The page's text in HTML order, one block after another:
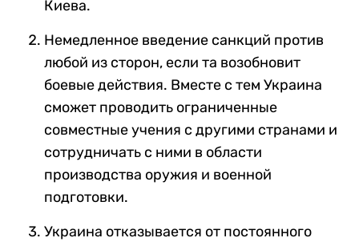
Киева.
Немедленное введение санкций против
любой из сторон, если та возобновит
боевые действия. Вместе с тем Украина
сможет проводить ограниченные
совместные учения с другими странами и
сотрудничать с ними в области
производства оружия и военной
подготовки.
Украина отказывается от постоянного